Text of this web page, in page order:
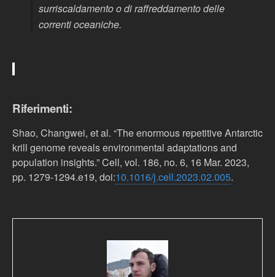
surriscaldamento o di raffreddamento delle
correnti oceaniche.
Riferimenti:
Shao, Changwei, et al. “The enormous repetitive Antarctic
krill genome reveals environmental adaptations and
population insights.” Cell, vol. 186, no. 6, 16 Mar. 2023,
pp. 1279-1294.e19, doi:10.1016/j.cell.2023.02.005.